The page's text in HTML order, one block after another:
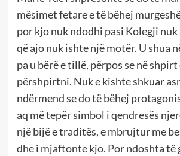
mësimet fetare e të bëhej
por kjo nuk ndodhi pasi Kolegji
që ajo nuk ishte një motër. U shua
pa u bërë e tillë, përpos se në shpirt
përshpirtni. Nuk e kishte shkuar
ndërmend se do të bëhej
aq më tepër simbol i qendresës
një bijë e traditës, e mbrujtur me
dhe i mjaftonte kjo. Por ndoshta të